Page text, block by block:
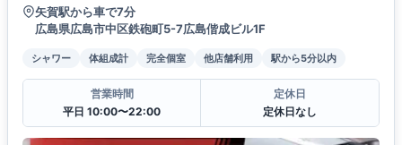
矢賀駅から車で7分
広島県広島市中区鉄砲町5-7広島偕成ビル1F
シャワー 体組成計 完全個室 他店舗利用 駅から5分以内
営業時間
平日 10:00〜22:00
定休日
定休日なし